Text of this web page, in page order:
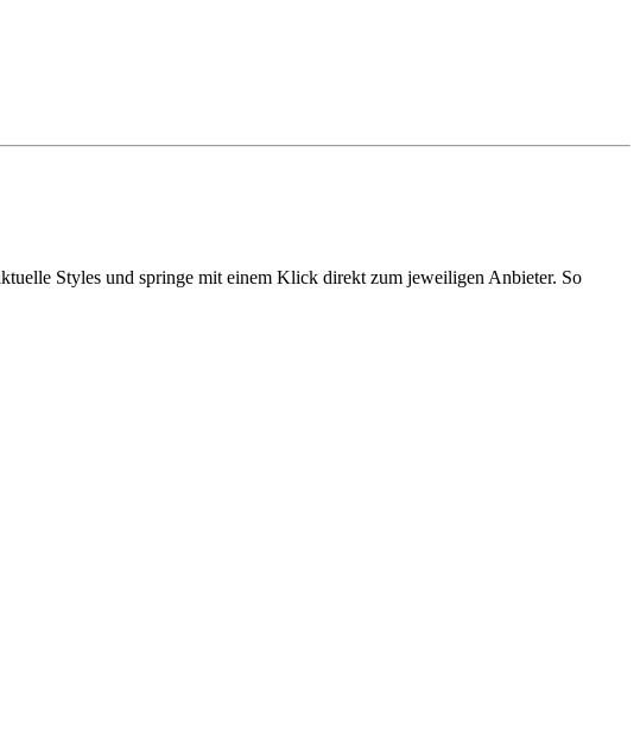
Styles und springe mit einem Klick direkt zum jeweiligen Anbieter. So